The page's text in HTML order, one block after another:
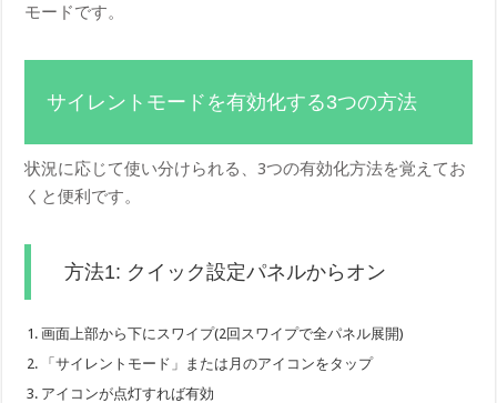
モードです。
サイレントモードを有効化する3つの方法
状況に応じて使い分けられる、3つの有効化方法を覚えてお
くと便利です。
方法1: クイック設定パネルからオン
画面上部から下にスワイプ(2回スワイプで全パネル展開)
「サイレントモード」または月のアイコンをタップ
アイコンが点灯すれば有効